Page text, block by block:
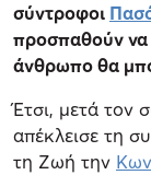
σύντροφοι
προσπαθούν να
άνθρωπο θα
Έτσι, μετά τον
απέκλεισε τη
τη Ζωή την